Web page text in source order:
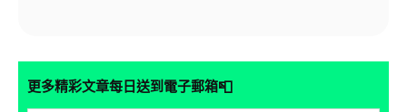
更多精彩文章每日送到電子郵箱📮